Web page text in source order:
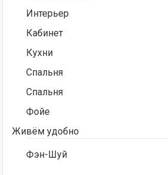
Интерьер
Кабинет
Кухни
Спальня
Спальня
Фойе
Живём удобно
Фэн-Шуй